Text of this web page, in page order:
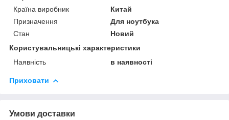
Країна виробник
Китай
Призначення
Для ноутбука
Стан
Новий
Користувальницькі характеристики
Наявність
в наявності
Приховати
Умови доставки